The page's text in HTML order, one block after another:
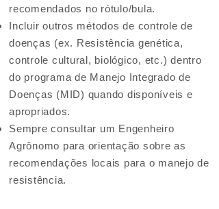
recomendados no rótulo/bula.
Incluir outros métodos de controle de
doenças (ex. Resistência genética,
controle cultural, biológico, etc.) dentro
do programa de Manejo Integrado de
Doenças (MID) quando disponíveis e
apropriados.
Sempre consultar um Engenheiro
Agrônomo para orientação sobre as
recomendações locais para o manejo de
resistência.